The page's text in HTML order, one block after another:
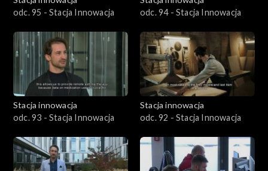
odc. 95 - Stacja Innowacja
odc. 94 - Stacja Innowacja
Stacja innowacja
odc. 93 - Stacja Innowacja
Stacja innowacja
odc. 92 - Stacja Innowacja